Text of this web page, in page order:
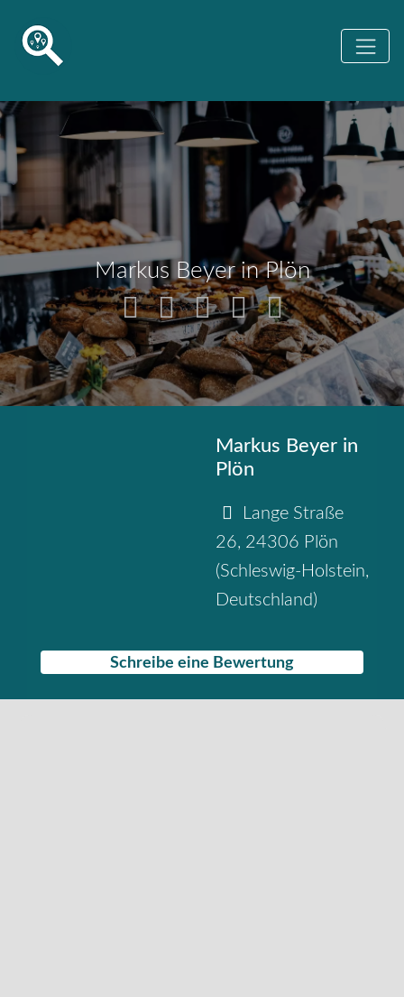
Markus Beyer in Plön
Markus Beyer in
Plön
Lange Straße
26, 24306 Plön
(Schleswig-Holstein,
Deutschland)
Schreibe eine Bewertung